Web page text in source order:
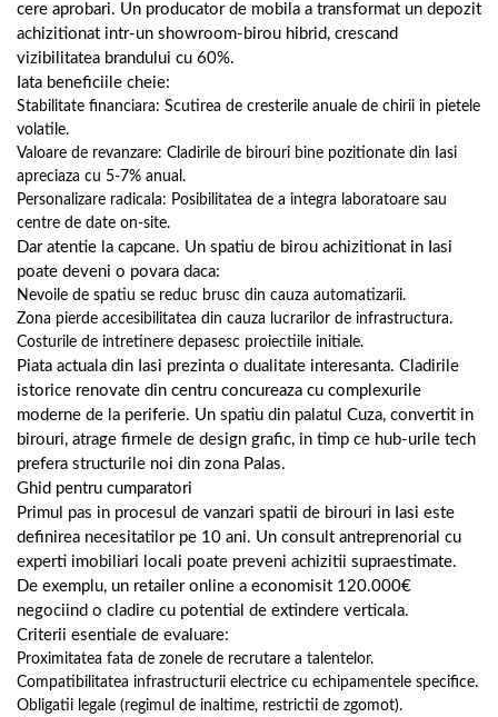
cere aprobari. Un producator de mobila a transformat un depozit
achizitionat intr-un showroom-birou hibrid, crescand
vizibilitatea brandului cu 60%.
Iata beneficiile cheie:
Stabilitate financiara: Scutirea de cresterile anuale de chirii in pietele
volatile.
Valoare de revanzare: Cladirile de birouri bine pozitionate din Iasi
apreciaza cu 5-7% anual.
Personalizare radicala: Posibilitatea de a integra laboratoare sau
centre de date on-site.
Dar atentie la capcane. Un spatiu de birou achizitionat in Iasi
poate deveni o povara daca:
Nevoile de spatiu se reduc brusc din cauza automatizarii.
Zona pierde accesibilitatea din cauza lucrarilor de infrastructura.
Costurile de intretinere depasesc proiectiile initiale.
Piata actuala din Iasi prezinta o dualitate interesanta. Cladirile
istorice renovate din centru concureaza cu complexurile
moderne de la periferie. Un spatiu din palatul Cuza, convertit in
birouri, atrage firmele de design grafic, in timp ce hub-urile tech
prefera structurile noi din zona Palas.
Ghid pentru cumparatori
Primul pas in procesul de vanzari spatii de birouri in Iasi este
definirea necesitatilor pe 10 ani. Un consult antreprenorial cu
experti imobiliari locali poate preveni achizitii supraestimate.
De exemplu, un retailer online a economisit 120.000€
negociind o cladire cu potential de extindere verticala.
Criterii esentiale de evaluare:
Proximitatea fata de zonele de recrutare a talentelor.
Compatibilitatea infrastructurii electrice cu echipamentele specifice.
Obligatii legale (regimul de inaltime, restrictii de zgomot).